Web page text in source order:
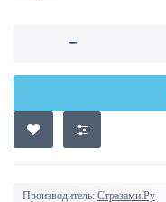
Производитель: Стразами.Ру